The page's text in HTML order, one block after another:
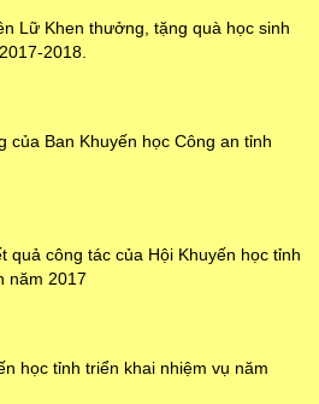
Lữ Khen thưởng, tặng quà học sinh
2018.
của Ban Khuyến học Công an tỉnh
quả công tác của Hội Khuyến học tỉnh
năm 2017
học tỉnh triển khai nhiệm vụ năm